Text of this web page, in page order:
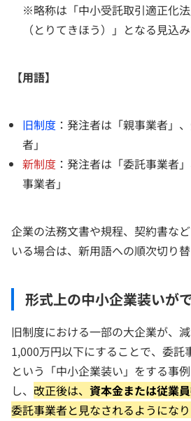
※略称は「中小受託取引適正化
（とりてきほう）」となる見込み
【用語】
旧制度 ：発注者は「親事業者」
者」
新制度 ：発注者は「委託事業者
事業者」
企業の法務文書や規程、契約書な
いる場合は、新用語への順次切り替
形式上の中小企業装いが
旧制度における一部の大企業が、
1,000万円以下にすることで、委託
という「中小企業装い」をする事
し、 改正後は、 資本金または従業
委託事業者と見なされるようにな